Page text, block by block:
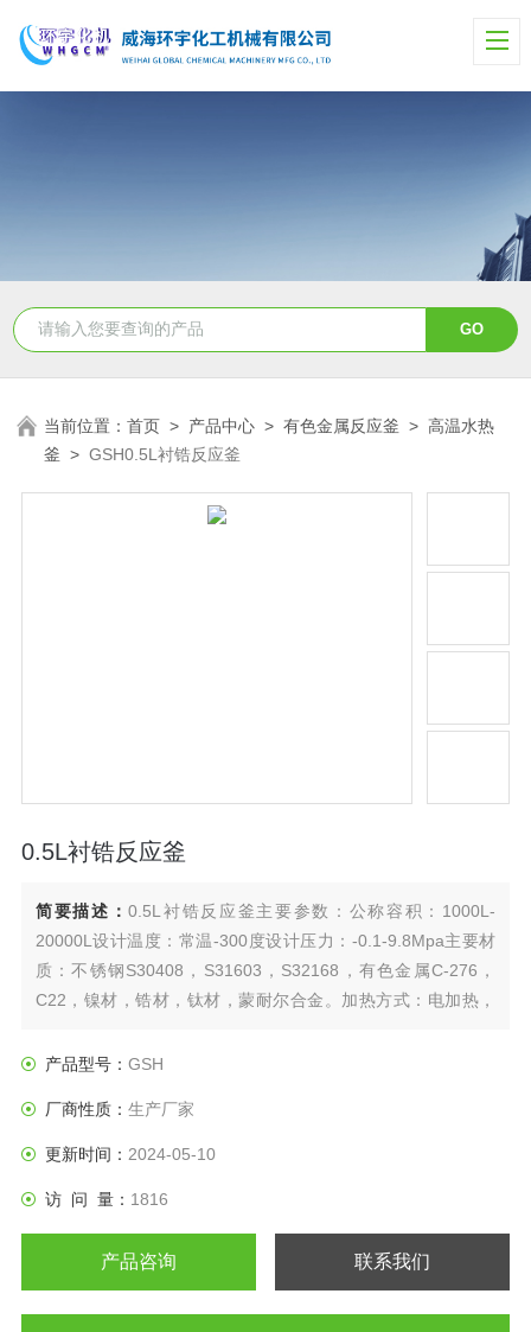
当前位置：首页 > 产品中心 >有色金属反应釜 >高温水热
釜 >GSH0.5L衬锆反应釜
0.5L衬锆反应釜
简要描述：0.5L衬锆反应釜主要参数：公称容积：1000L-
20000L设计温度：常温-300度设计压力：-0.1-9.8Mpa主要材
质：不锈钢S30408，S31603，S32168，有色金属C-276，
C22，镍材，锆材，钛材，蒙耐尔合金。加热方式：电加热，
进式、桨式、锚式、涡轮式，还可根据实际情况和用户要求确
产品型号： GSH
厂商性质： 生产厂家
更新时间： 2024-05-10
访 问 量： 1816
产品咨询 联系我们